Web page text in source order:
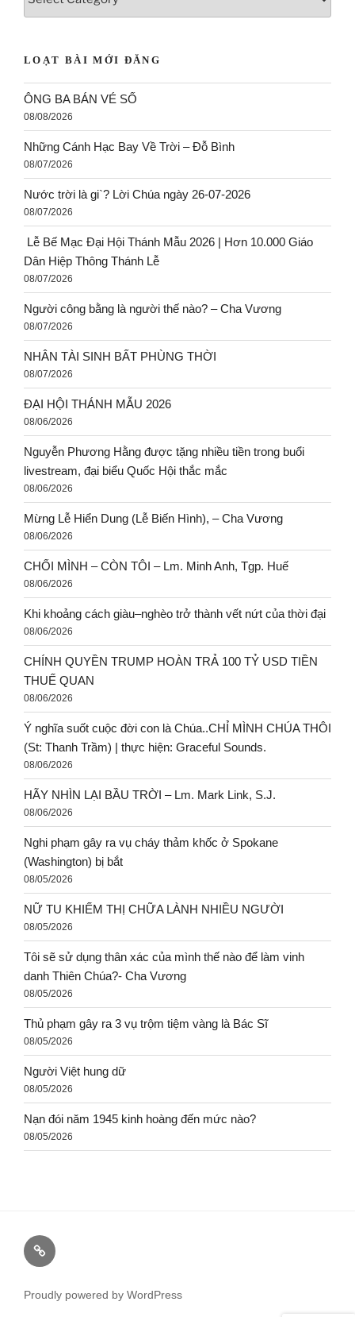
LOẠT BÀI MỚI ĐĂNG
ÔNG BA BÁN VÉ SỐ
08/08/2026
Những Cánh Hạc Bay Về Trời – Đỗ Bình
08/07/2026
Nước trời là gi`? Lời Chúa ngày 26-07-2026
08/07/2026
Lễ Bế Mạc Đại Hội Thánh Mẫu 2026 | Hơn 10.000 Giáo
Dân Hiệp Thông Thánh Lễ
08/07/2026
Người công bằng là người thế nào? – Cha Vương
08/07/2026
NHÂN TÀI SINH BẤT PHÙNG THỜI
08/07/2026
ĐẠI HỘI THÁNH MẪU 2026
08/06/2026
Nguyễn Phương Hằng được tặng nhiều tiền trong buổi
livestream, đại biểu Quốc Hội thắc mắc
08/06/2026
Mừng Lễ Hiển Dung (Lễ Biến Hình), – Cha Vương
08/06/2026
CHỐI MÌNH – CÒN TÔI – Lm. Minh Anh, Tgp. Huế
08/06/2026
Khi khoảng cách giàu–nghèo trở thành vết nứt của thời đại
08/06/2026
CHÍNH QUYỀN TRUMP HOÀN TRẢ 100 TỶ USD TIỀN
THUẾ QUAN
08/06/2026
Ý nghĩa suốt cuộc đời con là Chúa..CHỈ MÌNH CHÚA THÔI
(St: Thanh Trầm) | thực hiện: Graceful Sounds.
08/06/2026
HÃY NHÌN LẠI BẦU TRỜI – Lm. Mark Link, S.J.
08/06/2026
Nghi phạm gây ra vụ cháy thảm khốc ở Spokane
(Washington) bị bắt
08/05/2026
NỮ TU KHIẾM THỊ CHỮA LÀNH NHIỀU NGƯỜI
08/05/2026
Tôi sẽ sử dụng thân xác của mình thế nào để làm vinh
danh Thiên Chúa?- Cha Vương
08/05/2026
Thủ phạm gây ra 3 vụ trộm tiệm vàng là Bác Sĩ
08/05/2026
Người Việt hung dữ
08/05/2026
Nạn đói năm 1945 kinh hoàng đến mức nào?
08/05/2026
Proudly powered by WordPress